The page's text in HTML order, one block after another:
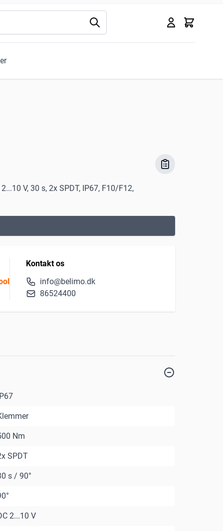
Kurv
V, 30 s, 2x SPDT, IP67, F10/F12,
Kontakt os
info@belimo.dk
86524400
IP67
Nm
SPDT
s / 90°
2...10 V